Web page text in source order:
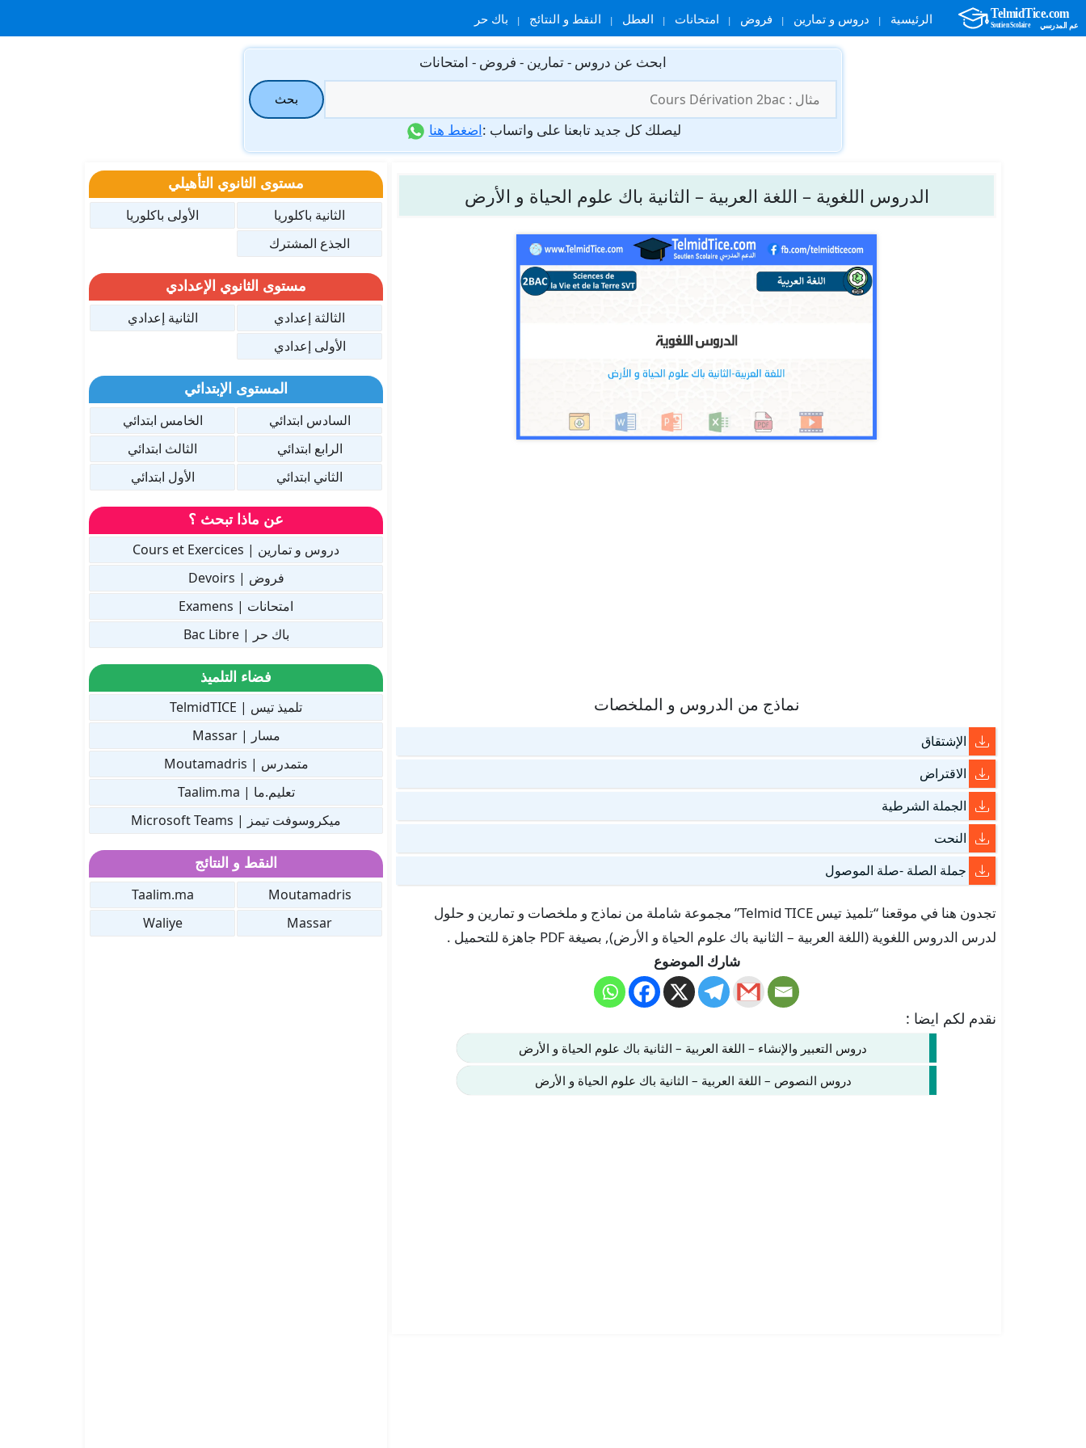
الرئيسية دروس و تمارين فروض امتحانات العطل النقط و النتائج باك حر
ابحث عن دروس - تمارين - فروض - امتحانات
عن:
بحث
ليصلك كل جديد تابعنا على واتساب :اضغط هنا
الدروس اللغوية – اللغة العربية – الثانية باك علوم الحياة و الأرض
نماذج من الدروس و الملخصات
الإشتقاق
الاقتراض
الجملة الشرطية
النحت
جملة الصلة -صلة الموصول
تجدون هنا في موقعنا “تلميذ تيس Telmid TICE” مجموعة شاملة من نماذج و ملخصات و تمارين و حلول
لدرس الدروس اللغوية (اللغة العربية – الثانية باك علوم الحياة و الأرض), بصيغة PDF جاهزة للتحميل .
شارك الموضوع
نقدم لكم ايضا :
دروس التعبير والإنشاء – اللغة العربية – الثانية باك علوم الحياة و الأرض
دروس النصوص – اللغة العربية – الثانية باك علوم الحياة و الأرض
مستوى الثانوي التأهيلي
الثانية باكلوريا
الأولى باكلوريا
الجذع المشترك
مستوى الثانوي الإعدادي
الثالثة إعدادي
الثانية إعدادي
الأولى إعدادي
المستوى الإبتدائي
السادس ابتدائي
الخامس ابتدائي
الرابع ابتدائي
الثالث ابتدائي
الثاني ابتدائي
الأول ابتدائي
عن ماذا تبحث ؟
دروس و تمارين | Cours et Exercices
فروض | Devoirs
امتحانات | Examens
باك حر | Bac Libre
فضاء التلميذ
تلميذ تيس | TelmidTICE
مسار | Massar
متمدرس | Moutamadris
تعليم.ما | Taalim.ma
ميكروسوفت تيمز | Microsoft Teams
النقط و النتائج
Moutamadris
Taalim.ma
Massar
Waliye